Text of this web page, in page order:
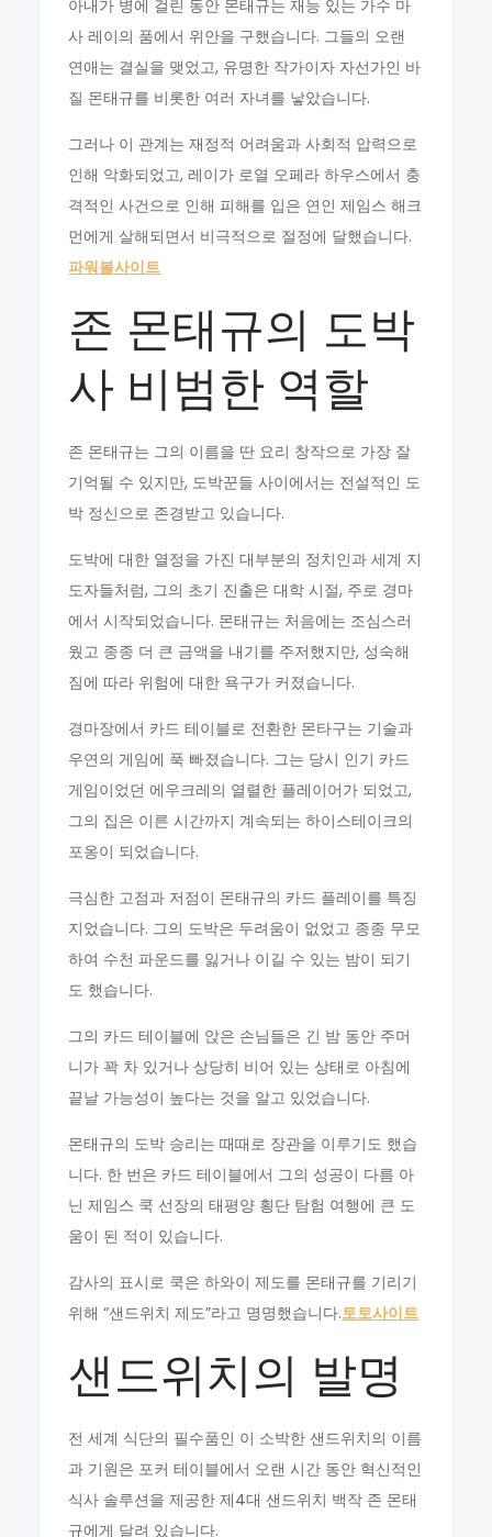
아내가 병에 걸린 동안 몬태규는 재능 있는 가수 마
사 레이의 품에서 위안을 구했습니다. 그들의 오랜
연애는 결실을 맺었고, 유명한 작가이자 자선가인 바
질 몬태규를 비롯한 여러 자녀를 낳았습니다.
그러나 이 관계는 재정적 어려움과 사회적 압력으로
인해 악화되었고, 레이가 로열 오페라 하우스에서 충
격적인 사건으로 인해 피해를 입은 연인 제임스 해크
먼에게 살해되면서 비극적으로 절정에 달했습니다.
파워볼사이트
존 몬태규의 도박
사 비범한 역할
존 몬태규는 그의 이름을 딴 요리 창작으로 가장 잘
기억될 수 있지만, 도박꾼들 사이에서는 전설적인 도
박 정신으로 존경받고 있습니다.
도박에 대한 열정을 가진 대부분의 정치인과 세계 지
도자들처럼, 그의 초기 진출은 대학 시절, 주로 경마
에서 시작되었습니다. 몬태규는 처음에는 조심스러
웠고 종종 더 큰 금액을 내기를 주저했지만, 성숙해
짐에 따라 위험에 대한 욕구가 커졌습니다.
경마장에서 카드 테이블로 전환한 몬타구는 기술과
우연의 게임에 푹 빠졌습니다. 그는 당시 인기 카드
게임이었던 에우크레의 열렬한 플레이어가 되었고,
그의 집은 이른 시간까지 계속되는 하이스테이크의
포옹이 되었습니다.
극심한 고점과 저점이 몬태규의 카드 플레이를 특징
지었습니다. 그의 도박은 두려움이 없었고 종종 무모
하여 수천 파운드를 잃거나 이길 수 있는 밤이 되기
도 했습니다.
그의 카드 테이블에 앉은 손님들은 긴 밤 동안 주머
니가 꽉 차 있거나 상당히 비어 있는 상태로 아침에
끝날 가능성이 높다는 것을 알고 있었습니다.
몬태규의 도박 승리는 때때로 장관을 이루기도 했습
니다. 한 번은 카드 테이블에서 그의 성공이 다름 아
닌 제임스 쿡 선장의 태평양 횡단 탐험 여행에 큰 도
움이 된 적이 있습니다.
감사의 표시로 쿡은 하와이 제도를 몬태규를 기리기
위해 “샌드위치 제도”라고 명명했습니다.토토사이트
샌드위치의 발명
전 세계 식단의 필수품인 이 소박한 샌드위치의 이름
과 기원은 포커 테이블에서 오랜 시간 동안 혁신적인
식사 솔루션을 제공한 제4대 샌드위치 백작 존 몬태
규에게 달려 있습니다.